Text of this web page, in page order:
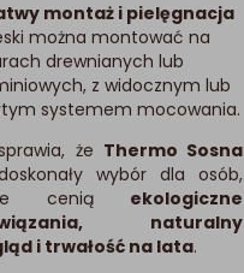
montaż i pielęgnacja
można montować na
drewnianych lub
z widocznym lub
systemem mocowania.
że Thermo Sosna
wybór dla osób,
cenią ekologiczne
naturalny
i trwałość na lata.